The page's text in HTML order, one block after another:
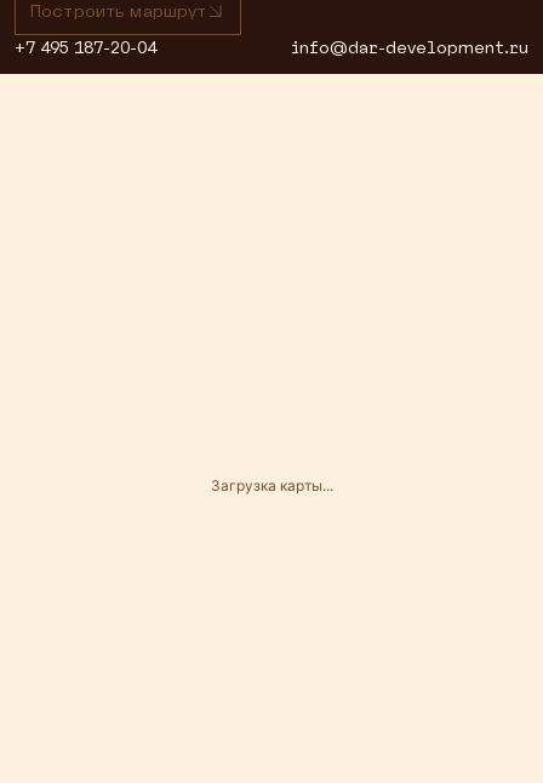
Построить маршрут
+7 495 187-20-04
info@dar-development.ru
Загрузка карты...